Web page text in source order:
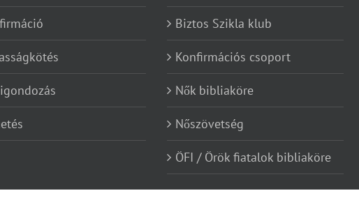
Biztos Szikla klub
Konfirmációs csoport
Nők bibliaköre
Nőszövetség
ÖFI / Örök fiatalok bibliaköre